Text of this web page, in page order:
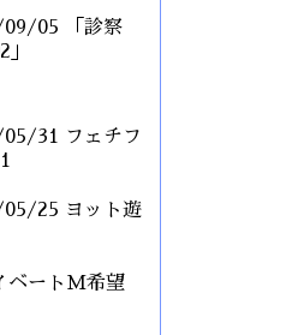
05 「診察
」
31 フェチフ
25 ヨット遊
ベートM希望